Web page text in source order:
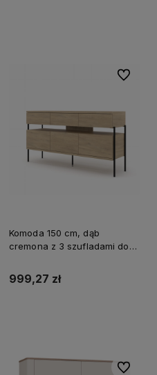
Komoda 150 cm, dąb
cremona z 3 szufladami do
999,27 zł
Do
Do